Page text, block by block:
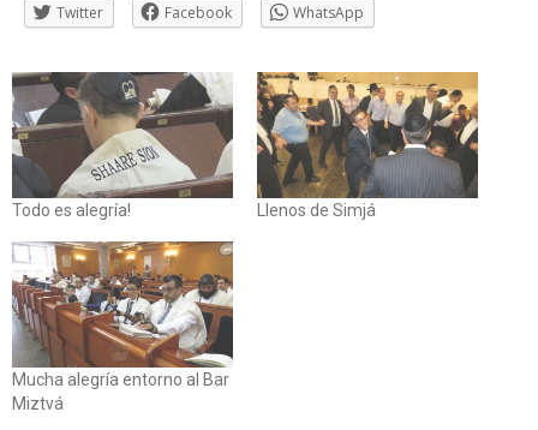
Twitter Facebook WhatsApp
Todo es alegría! Llenos de Simjá
Mucha alegría entorno al Bar
Miztvá